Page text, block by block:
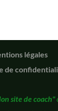
légales
de
site de coach"